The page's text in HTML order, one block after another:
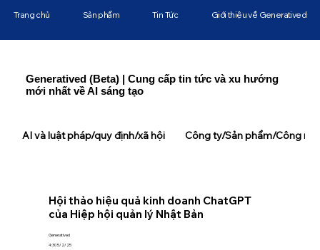
Generatived (Beta) | Cung cấp tin tức và xu hướng
mới nhất về AI sáng tạo
Hội thảo hiệu quả kinh doanh ChatGPT
của Hiệp hội quản lý Nhật Bản
Generatived
4:30 5/2/25
Trang chủ Sản phẩm Tin Tức Giới thiệu về Generatived
AI và luật pháp/quy định/xã hội Công ty/Sản phẩm/Công